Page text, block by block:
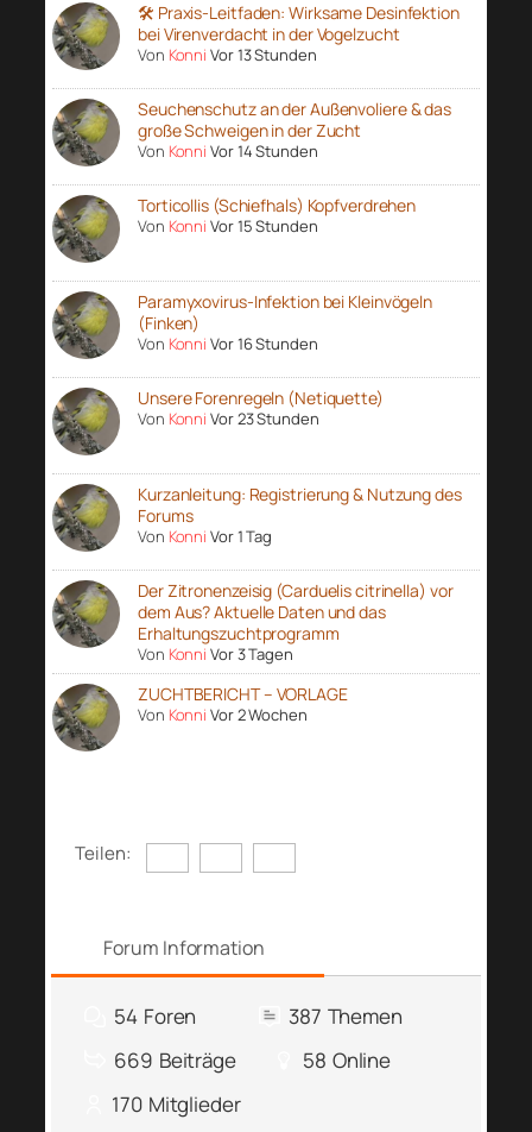
🛠️ Praxis-Leitfaden: Wirksame Desinfektion
bei Virenverdacht in der Vogelzucht
Von Konni Vor 13 Stunden
Seuchenschutz an der Außenvoliere & das
große Schweigen in der Zucht
Von Konni Vor 14 Stunden
Torticollis (Schiefhals) Kopfverdrehen
Von Konni Vor 15 Stunden
Paramyxovirus-Infektion bei Kleinvögeln
(Finken)
Von Konni Vor 16 Stunden
Unsere Forenregeln (Netiquette)
Von Konni Vor 23 Stunden
Kurzanleitung: Registrierung & Nutzung des
Forums
Von Konni Vor 1 Tag
Der Zitronenzeisig (Carduelis citrinella) vor
dem Aus? Aktuelle Daten und das
Erhaltungszuchtprogramm
Von Konni Vor 3 Tagen
ZUCHTBERICHT – VORLAGE
Von Konni Vor 2 Wochen
Teilen:
Forum Information
54 Foren 387 Themen
669 Beiträge 58 Online
170 Mitglieder